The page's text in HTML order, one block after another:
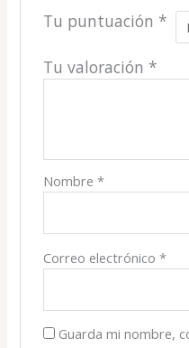
Tu puntuación *
Tu valoración *
Nombre *
Correo electrónico *
Guarda mi nombre,